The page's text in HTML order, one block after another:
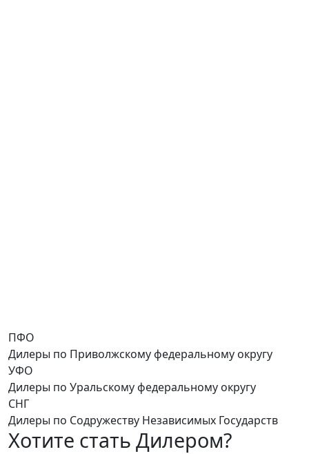
ПФО
Дилеры по Приволжскому федеральному округу
УФО
Дилеры по Уральскому федеральному округу
СНГ
Дилеры по Содружеству Независимых Государств
Хотите стать Дилером?